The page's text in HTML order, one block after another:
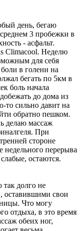
день, бегаю
3 пробежки в
- асфальт.
Climacool. Неделю
для себя
в голени на
бегать по 5км в
боль начала
до дома из
то сильно давит на
обратно пешком.
делаю массаж
При
стороне
недельного перерыва
остаются.
так долго не
оставившими свои
Что могу
отдыха, в это время
обеих ног,